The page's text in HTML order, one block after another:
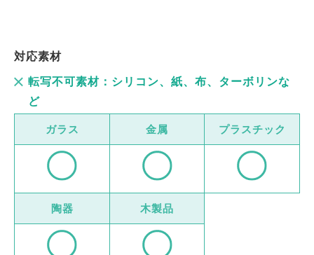
対応素材
転写不可素材：シリコン、紙、布、ターボリンな
ど
ガラス 金属 プラスチック
陶器 木製品